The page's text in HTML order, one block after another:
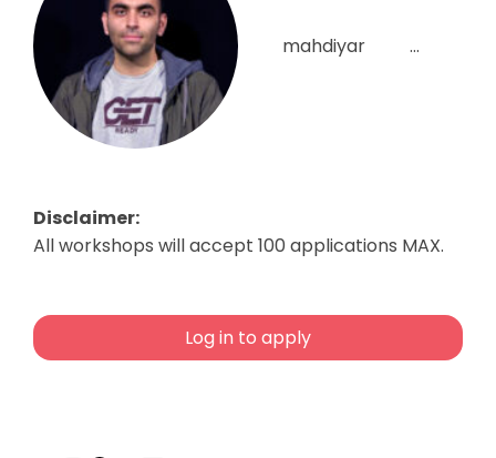
mahdiyar ...
Disclaimer:
All workshops will accept 100 applications MAX.
Log in to apply